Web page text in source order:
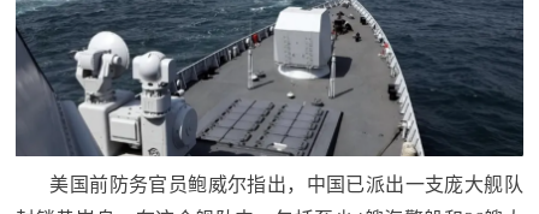
役
军
风
役
军
人
美国前防务官员鲍威尔指出，中国已派出一支庞大舰队